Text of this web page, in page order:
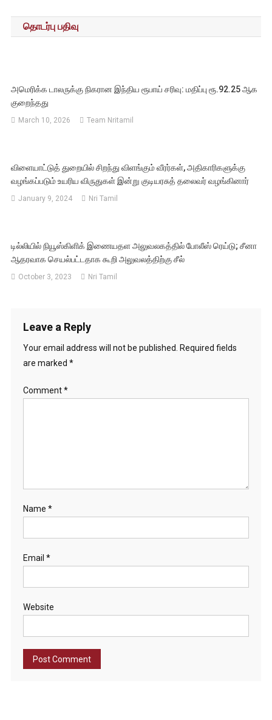
navigation
தொடர்பு பதிவு
அமெரிக்க டாலருக்கு நிகரான இந்திய ரூபாய் சரிவு: மதிப்பு ரூ.92.25 ஆக
குறைந்தது
March 10, 2026 Team Nritamil
விளையாட்டுத் துறையில் சிறந்து விளங்கும் வீரர்கள், அதிகாரிகளுக்கு
வழங்கப்படும் உயரிய விருதுகள் இன்று குடியரசுத் தலைவர் வழங்கினார்
January 9, 2024 Nri Tamil
டில்லியில் நியூஸ்கிளிக் இணையதள அலுவலகத்தில் போலீஸ் ரெய்டு; சீனா
ஆதரவாக செயல்பட்டதாக கூறி அலுவலத்திற்கு சீல்
October 3, 2023 Nri Tamil
Leave a Reply
Your email address will not be published.
Required fields
are marked *
Comment*
Name *
Email *
Website